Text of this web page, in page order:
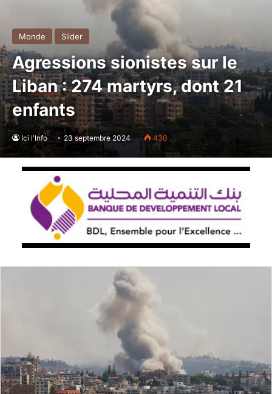
Monde Slider
Agressions sionistes sur le
Liban : 274 martyrs, dont 21
enfants
Ici l'Info 23 septembre 2024 430